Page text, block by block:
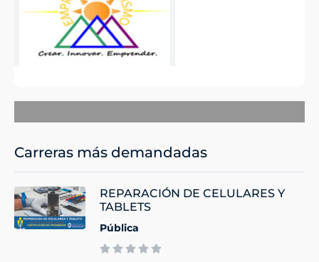
Carreras más demandadas
REPARACIÓN DE CELULARES Y
TABLETS
Pública